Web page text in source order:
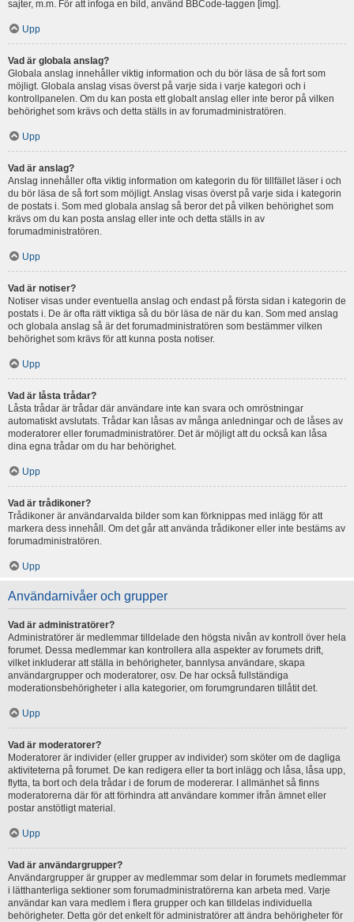
sajter, m.m. För att infoga en bild, använd BBCode-taggen [img].
Upp
Vad är globala anslag?
Globala anslag innehåller viktig information och du bör läsa de så fort som
möjligt. Globala anslag visas överst på varje sida i varje kategori och i
kontrollpanelen. Om du kan posta ett globalt anslag eller inte beror på vilken
behörighet som krävs och detta ställs in av forumadministratören.
Upp
Vad är anslag?
Anslag innehåller ofta viktig information om kategorin du för tillfället läser i och
du bör läsa de så fort som möjligt. Anslag visas överst på varje sida i kategorin
de postats i. Som med globala anslag så beror det på vilken behörighet som
krävs om du kan posta anslag eller inte och detta ställs in av
forumadministratören.
Upp
Vad är notiser?
Notiser visas under eventuella anslag och endast på första sidan i kategorin de
postats i. De är ofta rätt viktiga så du bör läsa de när du kan. Som med anslag
och globala anslag så är det forumadministratören som bestämmer vilken
behörighet som krävs för att kunna posta notiser.
Upp
Vad är låsta trådar?
Låsta trådar är trådar där användare inte kan svara och omröstningar
automatiskt avslutats. Trådar kan låsas av många anledningar och de låses av
moderatorer eller forumadministratörer. Det är möjligt att du också kan låsa
dina egna trådar om du har behörighet.
Upp
Vad är trådikoner?
Trådikoner är användarvalda bilder som kan förknippas med inlägg för att
markera dess innehåll. Om det går att använda trådikoner eller inte bestäms av
forumadministratören.
Upp
Användarnivåer och grupper
Vad är administratörer?
Administratörer är medlemmar tilldelade den högsta nivån av kontroll över hela
forumet. Dessa medlemmar kan kontrollera alla aspekter av forumets drift,
vilket inkluderar att ställa in behörigheter, bannlysa användare, skapa
användargrupper och moderatorer, osv. De har också fullständiga
moderationsbehörigheter i alla kategorier, om forumgrundaren tillåtit det.
Upp
Vad är moderatorer?
Moderatorer är individer (eller grupper av individer) som sköter om de dagliga
aktiviteterna på forumet. De kan redigera eller ta bort inlägg och låsa, låsa upp,
flytta, ta bort och dela trådar i de forum de modererar. I allmänhet så finns
moderatorerna där för att förhindra att användare kommer ifrån ämnet eller
postar anstötligt material.
Upp
Vad är användargrupper?
Användargrupper är grupper av medlemmar som delar in forumets medlemmar
i lätthanterliga sektioner som forumadministratörerna kan arbeta med. Varje
användar kan vara medlem i flera grupper och kan tilldelas individuella
behörigheter. Detta gör det enkelt för administratörer att ändra behörigheter för